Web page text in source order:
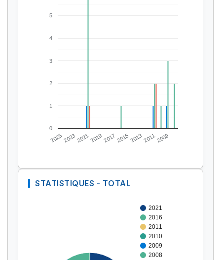
20252023202120192017 2015201320112009
0
1
2
3
4
5
STATISTIQUES - TOTAL
2021
2016
2011
2010
2009
2008